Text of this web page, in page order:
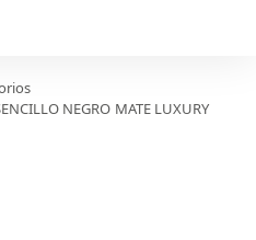
NEGRO MATE LUXURY